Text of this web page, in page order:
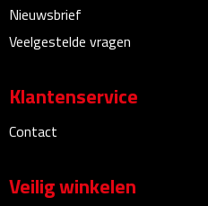
USB
USB sticks
USB hubs
USB stekkers
Nieuwsbrief
Veelgestelde vragen
Klantenservice
Contact
Veilig winkelen